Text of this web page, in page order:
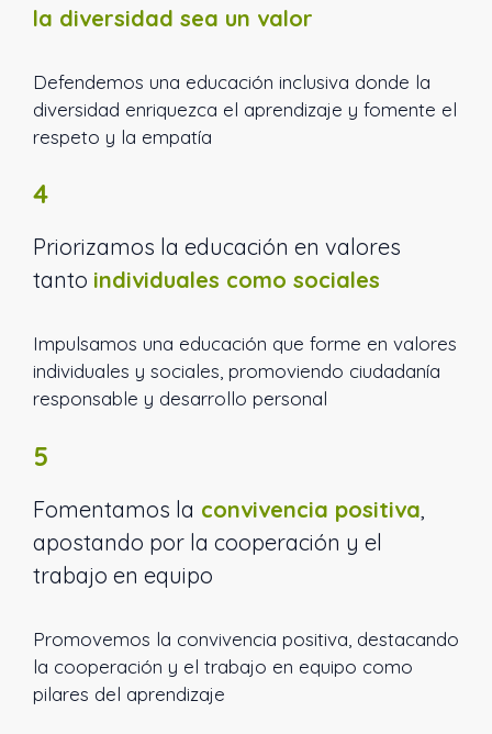
la diversidad sea un valor
Defendemos una educación inclusiva donde la
diversidad enriquezca el aprendizaje y fomente el
respeto y la empatía
4
Priorizamos la educación en valores
tanto individuales como sociales
Impulsamos una educación que forme en valores
individuales y sociales, promoviendo ciudadanía
responsable y desarrollo personal
5
Fomentamos la convivencia positiva
apostando por la cooperación y el
trabajo en equipo
Promovemos la convivencia positiva, destacando
la cooperación y el trabajo en equipo como
pilares del aprendizaje